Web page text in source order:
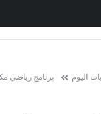
اليوم برنامج رياضي